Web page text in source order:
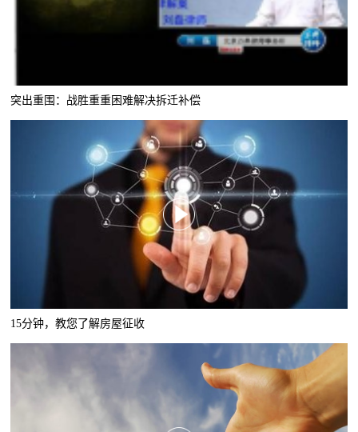
突出重围：战胜重重困难解决拆迁补偿
15分钟，教您了解房屋征收